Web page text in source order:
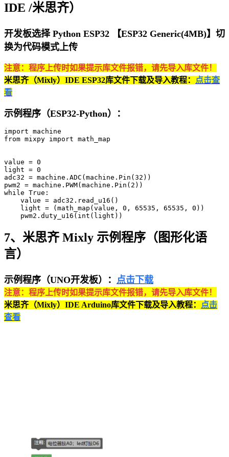
IDE /米思齐）
开发板选择 Python ESP32 【ESP32 Generic(4MB)】切
换为代码模式上传
注意：程序上传时如果提示库文件报错，请先导入库文件！
米思齐（Mixly）IDE ESP32库文件下载及导入教程：
点击查
看
示例程序（ESP32-Python）：
import machine
from mixpy import math_map
value = 0
light = 0
adc32 = machine.ADC(machine.Pin(32))
pwm2 = machine.PWM(machine.Pin(2))
while True:
    value = adc32.read_u16()
    light = (math_map(value, 0, 65535, 65535, 0))
    pwm2.duty_u16(int(light))
7、米思齐 Mixly 示例程序（图形化语
言）
示例程序（UNO开发板）： 点击下载
注意：程序上传时如果提示库文件报错，请先导入库文件！
米思齐（Mixly）IDE Arduino库文件下载及导入教程：
点击
查看